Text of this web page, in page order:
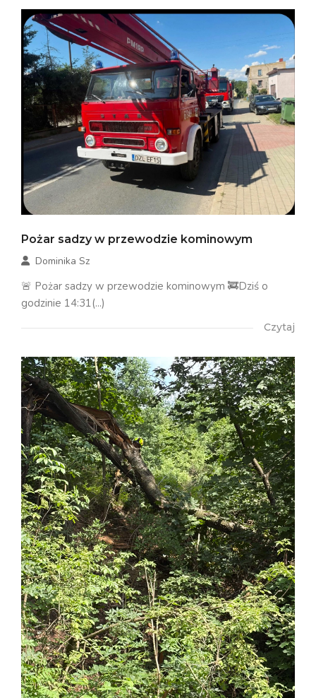
Pożar sadzy w przewodzie kominowym
Dominika Sz
🚨 Pożar sadzy w przewodzie kominowym 🚒Dziś o
godzinie 14:31(...)
Czytaj